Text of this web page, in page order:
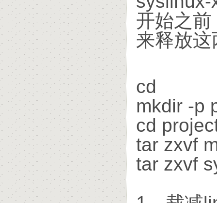
开始之
来释放
cd
mkdir -p
cd
tar zxvf
tar zxvf